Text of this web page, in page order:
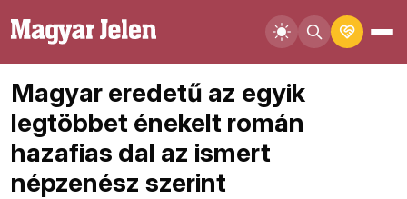
Magyar eredetű az egyik
legtöbbet énekelt román
hazafias dal az ismert
népzenész szerint